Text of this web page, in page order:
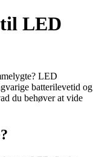
LED
LED
batterilevetid og
du behøver at vide